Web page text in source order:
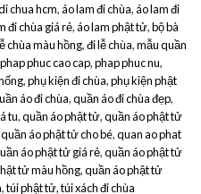
chua hcm,áo lam đi chùa,áo lam đi
đi chùa giá rẻ,áo lam phật tử,bộ bà
chùa màu hồng,đi lễ chùa,mẫu quần
phap phuc cao cap,phap phuc nu,
,phụ kiện đi chùa,phụ kiện phật
áo đi chùa,quần áo đi chùa đẹp,
tu,quần áo phật tử,quần áo phật tử
quần áo phật tử cho bé,quan ao phat
áo phật tử giá rẻ,quần áo phật tử
tử màu hồng,quần áo phật tử
,túi phật tử,túi xách đi chùa